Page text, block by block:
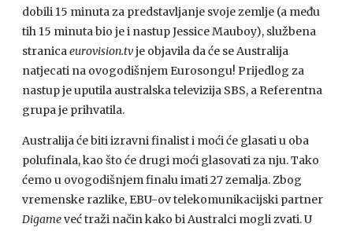
dobili 15 minuta za predstavljanje svoje zemlje (a među
tih 15 minuta bio je i nastup Jessice Mauboy), službena
stranicaeurovision.tvje objavila da će se Australija
natjecati na ovogodišnjem Eurosongu! Prijedlog za
nastup je uputila australska televizija SBS, a Referentna
grupa je prihvatila.
Australija će biti izravni finalist i moći će glasati u oba
polufinala, kao što će drugi moći glasovati za nju. Tako
ćemo u ovogodišnjem finalu imati 27 zemalja. Zbog
vremenske razlike, EBU-ov telekomunikacijski partner
Digameveć traži način kako bi Australci mogli zvati. U